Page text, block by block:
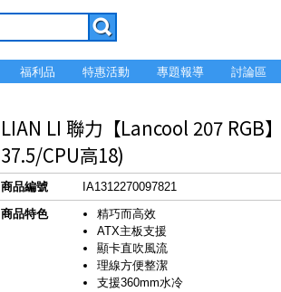
福利品 特惠活動 專題報導 討論區
LIAN LI 聯力【Lancool 207 RGB
37.5/CPU高18)
商品編號
IA1312270097821
商品特色
精巧而高效
ATX主板支援
顯卡直吹風流
理線方便整潔
支援360mm水冷